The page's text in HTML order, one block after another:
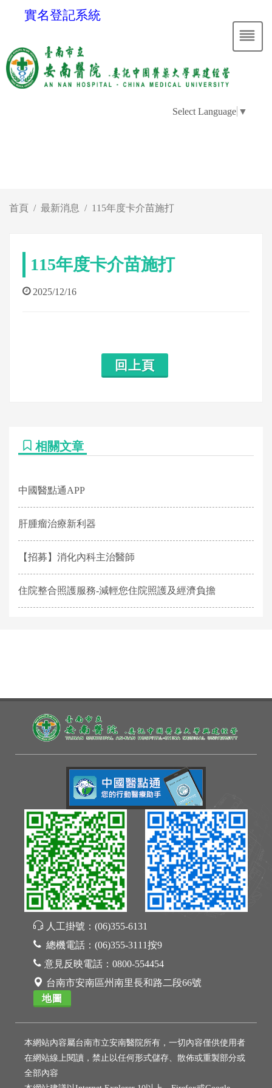
實名登記系統
Select Language ▼
首頁 最新消息 115年度卡介苗施打
115年度卡介苗施打
2025/12/16
回上頁
相關文章
中國醫點通APP
肝腫瘤治療新利器
【招募】消化內科主治醫師
住院整合照護服務-減輕您住院照護及經濟負擔
人工掛號： (06)355-6131
總機電話： (06)355-3111按9
意見反映電話： 0800-554454
台南市安南區州南里長和路二段66號
地圖
本網站內容屬台南市立安南醫院所有，一切內容僅供使用者
在網站線上閱讀，禁止以任何形式儲存、散佈或重製部分或
全部內容